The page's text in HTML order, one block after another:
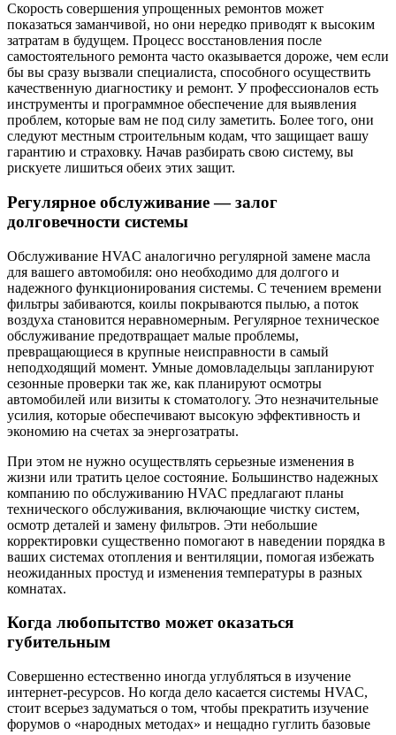
Скорость совершения упрощенных ремонтов может
показаться заманчивой, но они нередко приводят к высоким
затратам в будущем. Процесс восстановления после
самостоятельного ремонта часто оказывается дороже, чем если
бы вы сразу вызвали специалиста, способного осуществить
качественную диагностику и ремонт. У профессионалов есть
инструменты и программное обеспечение для выявления
проблем, которые вам не под силу заметить. Более того, они
следуют местным строительным кодам, что защищает вашу
гарантию и страховку. Начав разбирать свою систему, вы
рискуете лишиться обеих этих защит.
Регулярное обслуживание — залог
долговечности системы
Обслуживание HVAC аналогично регулярной замене масла
для вашего автомобиля: оно необходимо для долгого и
надежного функционирования системы. С течением времени
фильтры забиваются, коилы покрываются пылью, а поток
воздуха становится неравномерным. Регулярное техническое
обслуживание предотвращает малые проблемы,
превращающиеся в крупные неисправности в самый
неподходящий момент. Умные домовладельцы запланируют
сезонные проверки так же, как планируют осмотры
автомобилей или визиты к стоматологу. Это незначительные
усилия, которые обеспечивают высокую эффективность и
экономию на счетах за энергозатраты.
При этом не нужно осуществлять серьезные изменения в
жизни или тратить целое состояние. Большинство надежных
компанию по обслуживанию HVAC предлагают планы
технического обслуживания, включающие чистку систем,
осмотр деталей и замену фильтров. Эти небольшие
корректировки существенно помогают в наведении порядка в
ваших системах отопления и вентиляции, помогая избежать
неожиданных простуд и изменения температуры в разных
комнатах.
Когда любопытство может оказаться
губительным
Совершенно естественно иногда углубляться в изучение
интернет-ресурсов. Но когда дело касается системы HVAC,
стоит всерьез задуматься о том, чтобы прекратить изучение
форумов о «народных методах» и нещадно гуглить базовые